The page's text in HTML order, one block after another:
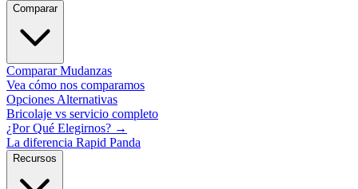
Comparar
Comparar Mudanzas
Vea cómo nos comparamos
Opciones Alternativas
Bricolaje vs servicio completo
¿Por Qué Elegirnos? →
La diferencia Rapid Panda
Recursos